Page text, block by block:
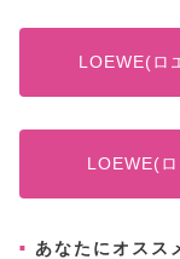
LOEWE(ロ
LOEWE(
あなたにオスス